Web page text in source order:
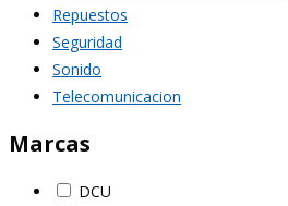
Repuestos
Seguridad
Sonido
Telecomunicacion
Marcas
DCU